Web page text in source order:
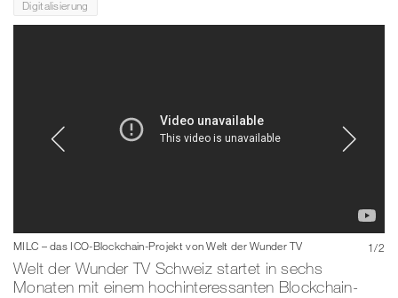
Digitalisierung
MILC – das ICO-Blockchain-Projekt von Welt der Wunder TV 1/2
Welt der Wunder TV Schweiz startet in sechs
Monaten mit einem hochinteressanten Blockchain-